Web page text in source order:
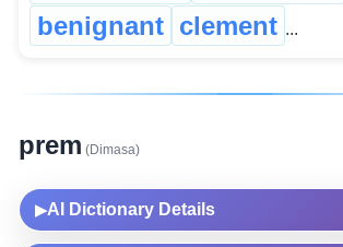
benignant clement ...
prem (Dimasa)
▶AI Dictionary Details